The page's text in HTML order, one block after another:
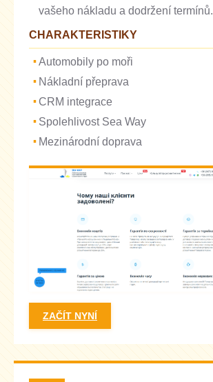
vašeho nákladu a dodržení termínů.
CHARAKTERISTIKY
Automobily po moři
Nákladní přeprava
CRM integrace
Spolehlivost Sea Way
Mezinárodní doprava
ZAČÍT NYNÍ